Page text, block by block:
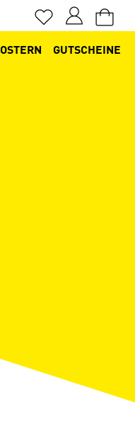
OSTERN GUTSCHEINE